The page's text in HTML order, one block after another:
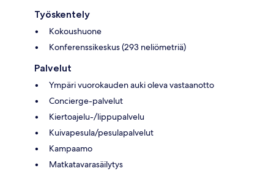
Työskentely
Kokoushuone
Konferenssikeskus (293 neliömetriä)
Palvelut
Ympäri vuorokauden auki oleva vastaanotto
Concierge-palvelut
Kiertoajelu-/lippupalvelu
Kuivapesula/pesulapalvelut
Kampaamo
Matkatavarasäilytys